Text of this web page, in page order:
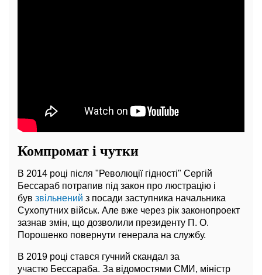
Компромат і чутки
В 2014 році після "Революції гідності" Сергій
Бессараб потрапив під закон про люстрацію і
був звільнений з посади заступника начальника
Сухопутних військ. Але вже через рік законопроект
зазнав змін, що дозволили президенту П. О.
Порошенко повернути генерала на службу.
В 2019 році стався гучний скандал за
участю Бессараба. За відомостями СМИ, міністр